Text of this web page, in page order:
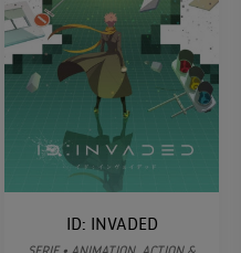
ID: INVADED